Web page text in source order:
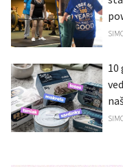
10